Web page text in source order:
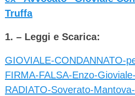
Truffa
1. – Leggi e Scarica:
GIOVIALE-CONDANNATO-
FIRMA-FALSA-Enzo-
RADIATO-Soverato-